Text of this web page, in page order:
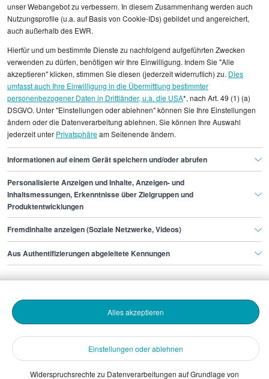
Alle angezeigten Gehaltsdaten beruhen auf
Durchschnittswerte und die Angaben können nicht
einzelnen Stellenangeboten zugeordnet werden.
Gehaltsinformationen
IT
IT Infrastructure Engineer
IT Infrastructure Engineer Leipzig
Finde den Job,
der zu dir passt.
Bewerbende
unser Webangebot zu verbessern. In diesem Zusammenhang werden auch
Nutzungsprofile (u.a. auf Basis von Cookie-IDs) gebildet und angereichert,
auch außerhalb des EWR.
Hierfür und um bestimmte Dienste zu nachfolgend aufgeführten Zwecken
verwenden zu dürfen, benötigen wir Ihre Einwilligung. Indem Sie "Alle
akzeptieren" klicken, stimmen Sie diesen (jederzeit widerruflich) zu. Dies
umfasst auch Ihre Einwilligung in die Übermittlung bestimmter
personenbezogener Daten in Drittländer, u.a. die USA*, nach Art. 49 (1) (a)
DSGVO. Unter "Einstellungen oder ablehnen" können Sie Ihre Einstellungen
ändern oder die Datenverarbeitung ablehnen. Sie können Ihre Auswahl
jederzeit unter Privatsphäream Seitenende ändern.
Informationen auf einem Gerät speichern und/oder abrufen
Personalisierte Anzeigen und Inhalte, Anzeigen- und
Inhaltsmessungen, Erkenntnisse über Zielgruppen und
Produktentwicklungen
Fremdinhalte anzeigen (Soziale Netzwerke, Videos)
Aus Authentifizierungen abgeleitete Kennungen
Einstellungen oder ablehnen
Alles akzeptieren
Widerspruchsrechte zu Datenverarbeitungen auf Grundlage von